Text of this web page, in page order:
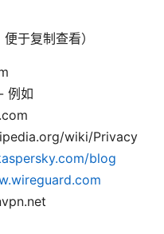
于复制查看）
例如
wiki/Privacy
blog